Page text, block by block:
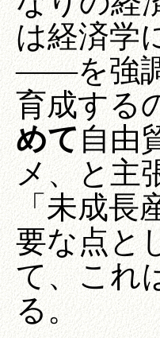
は経済学
――を強調
育成する
めて自由
メ、と主
「未成長
要な点と
て、これ
る。